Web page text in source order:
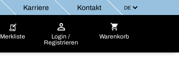
Karriere Kontakt
Merkliste
Login /
Registrieren
Warenkorb